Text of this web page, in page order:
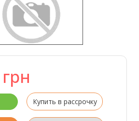
грн
Купить в рассрочку